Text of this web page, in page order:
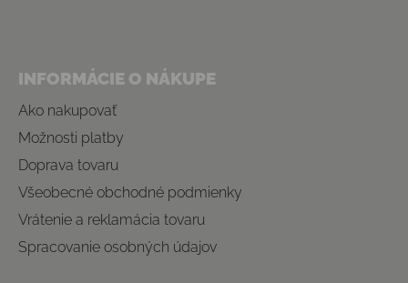
INFORMÁCIE O NÁKUPE
Ako nakupovať
Možnosti platby
Doprava tovaru
Všeobecné obchodné podmienky
Vrátenie a reklamácia tovaru
Spracovanie osobných údajov